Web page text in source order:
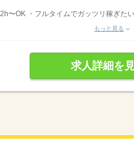
〜OK ・フルタイムでガッツリ稼ぎた
もっと見る
求人詳細を